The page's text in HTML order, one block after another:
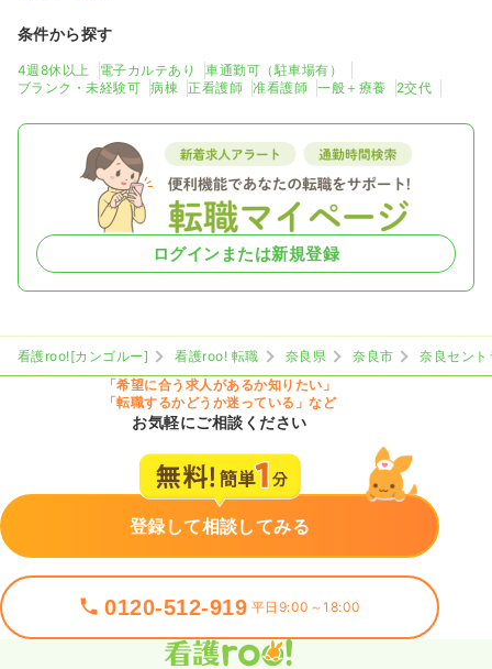
条件から探す
4週8休以上 電子カルテあり
車通勤可（駐車場有）
ブランク・未経験可
病棟 正看護師 准看護師 一般＋療養 2交代
ログインまたは新規登録
看護roo![カンゴルー] 看護roo! 転職 奈良県 奈良市
奈良セン
「希望に合う求人があるか知りたい」
「転職するかどうか迷っている」など
お気軽にご相談ください
登録して相談してみる
0120-512-919 平日9:00～18:00